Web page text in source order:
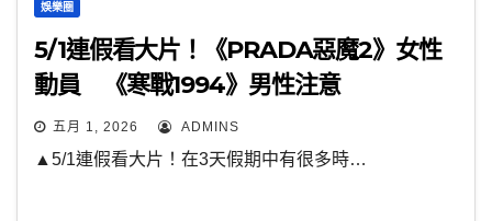
娛樂圈
5/1連假看大片！《PRADA惡魔2》女性
動員 《寒戰1994》男性注意
五月 1, 2026 ADMINS
▲5/1連假看大片！在3天假期中有很多時…